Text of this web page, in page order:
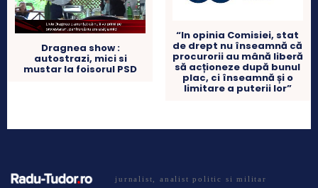
Dragnea show :
autostrazi, mici si
mustar la foisorul PSD
“In opinia Comisiei, stat
de drept nu înseamnă că
procurorii au mână liberă
să acționeze după bunul
plac, ci înseamnă și o
limitare a puterii lor”
jurnalist, analist politic si militar